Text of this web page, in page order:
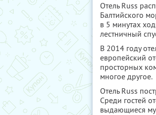
Отель Russ
Балтийского
в 5 минутах
лестничный
В 2014 году
европейский
просторных
многое другое.
Отель Russ
Среди гостей
выдающиеся